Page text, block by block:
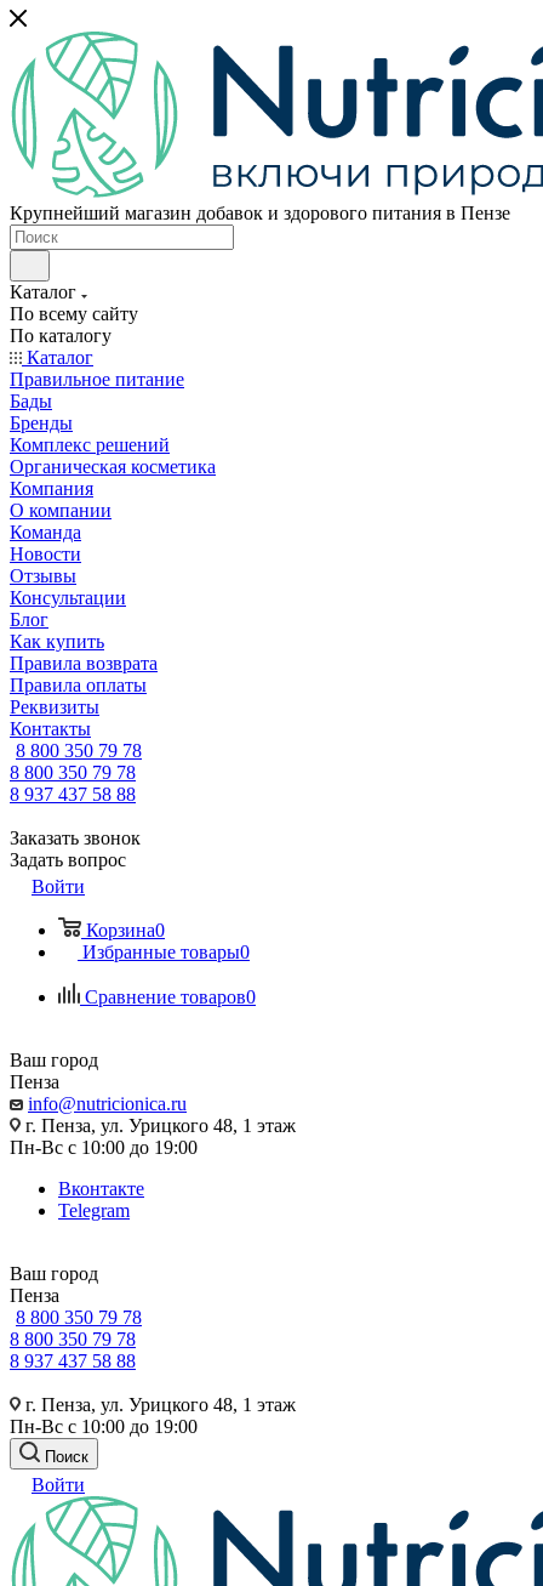
Крупнейший магазин добавок и здорового питания в Пензе
Каталог
По всему сайту
По каталогу
Каталог
Правильное питание
Бады
Бренды
Комплекс решений
Органическая косметика
Компания
О компании
Команда
Новости
Отзывы
Консультации
Блог
Как купить
Правила возврата
Правила оплаты
Реквизиты
Контакты
8 800 350 79 78
8 800 350 79 78
8 937 437 58 88
Заказать звонок
Задать вопрос
Войти
Корзина0
Избранные товары0
Сравнение товаров0
Ваш город
Пенза
info@nutricionica.ru
г. Пенза, ул. Урицкого 48, 1 этаж
Пн-Вс с 10:00 до 19:00
Вконтакте
Telegram
Ваш город
Пенза
8 800 350 79 78
8 800 350 79 78
8 937 437 58 88
г. Пенза, ул. Урицкого 48, 1 этаж
Пн-Вс с 10:00 до 19:00
Поиск
Войти